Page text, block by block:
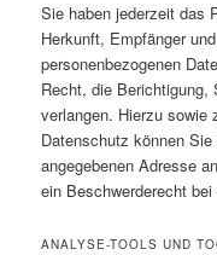
Sie haben jederzeit das
Herkunft, Empfänger
personenbezogenen
Recht, die Berichtigung,
verlangen. Hierzu sowie
Datenschutz können
angegebenen Adresse
ein Beschwerderecht
ANALYSE-TOOLS UND